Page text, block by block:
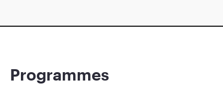
Programmes